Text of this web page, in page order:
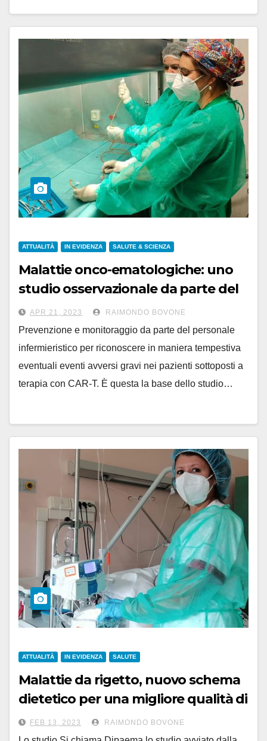
ATTUALITÀ IN EVIDENZA SALUTE & SCIENZA
Malattie onco-ematologiche: uno
studio osservazionale da parte del
personale infermieristico
APR 21, 2023 RAIMONDO BOVONE
Prevenzione e monitoraggio da parte del personale
infermieristico per riconoscere in maniera tempestiva
eventuali eventi avversi gravi nei pazienti sottoposti a
terapia con CAR-T. È questa la base dello studio…
ATTUALITÀ IN EVIDENZA SALUTE
Malattie da rigetto, nuovo schema
dietetico per una migliore qualità di
vita del paziente: il Dipaema
FEB 13, 2023 RAIMONDO BOVONE